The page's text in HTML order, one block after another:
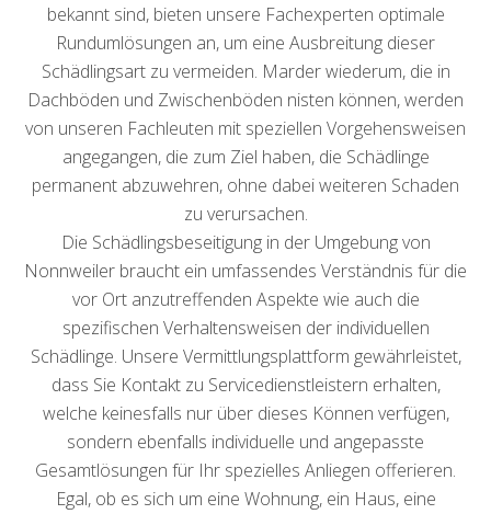
bekannt sind, bieten unsere Fachexperten optimale
Rundumlösungen an, um eine Ausbreitung dieser
Schädlingsart zu vermeiden. Marder wiederum, die in
Dachböden und Zwischenböden nisten können, werden
von unseren Fachleuten mit speziellen Vorgehensweisen
angegangen, die zum Ziel haben, die Schädlinge
permanent abzuwehren, ohne dabei weiteren Schaden
zu verursachen.
Die Schädlingsbeseitigung in der Umgebung von
Nonnweiler braucht ein umfassendes Verständnis für die
vor Ort anzutreffenden Aspekte wie auch die
spezifischen Verhaltensweisen der individuellen
Schädlinge. Unsere Vermittlungsplattform gewährleistet,
dass Sie Kontakt zu Servicedienstleistern erhalten,
welche keinesfalls nur über dieses Können verfügen,
sondern ebenfalls individuelle und angepasste
Gesamtlösungen für Ihr spezielles Anliegen offerieren.
Egal, ob es sich um eine Wohnung, ein Haus, eine